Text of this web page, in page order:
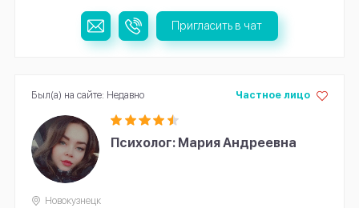
Пригласить в чат
Психолог: Мария Андреевна
Частное лицо
Новокузнецк
Был(а) на сайте: Недавно